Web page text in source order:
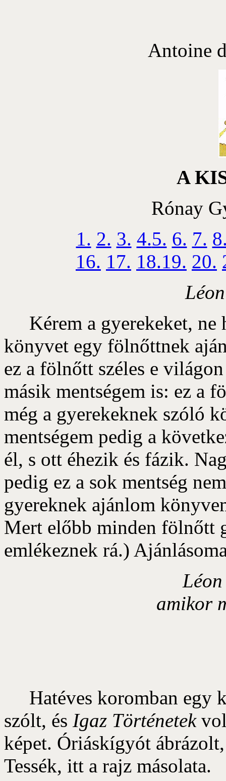
Antoine
A
Rónay
1. 2. 3. 4.5. 6. 7.
16. 17. 18.19. 20.
Kérem a gyerekeket, ne
könyvet egy fölnőttnek
ez a fölnőtt széles e
másik mentségem is: ez a
még a gyerekeknek szóló
mentségem pedig a
él, s ott éhezik és fázik.
pedig ez a sok mentség
gyereknek ajánlom
Mert előbb minden fölnőtt
emlékeznek rá.)
amikor
Hatéves koromban egy
szólt, és Igaz Történetek
képet. Óriáskígyót
Tessék, itt a rajz másolata.